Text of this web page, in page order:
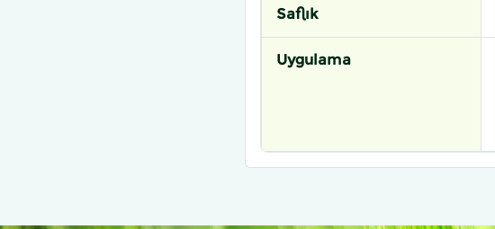
Saflık
Uygulama